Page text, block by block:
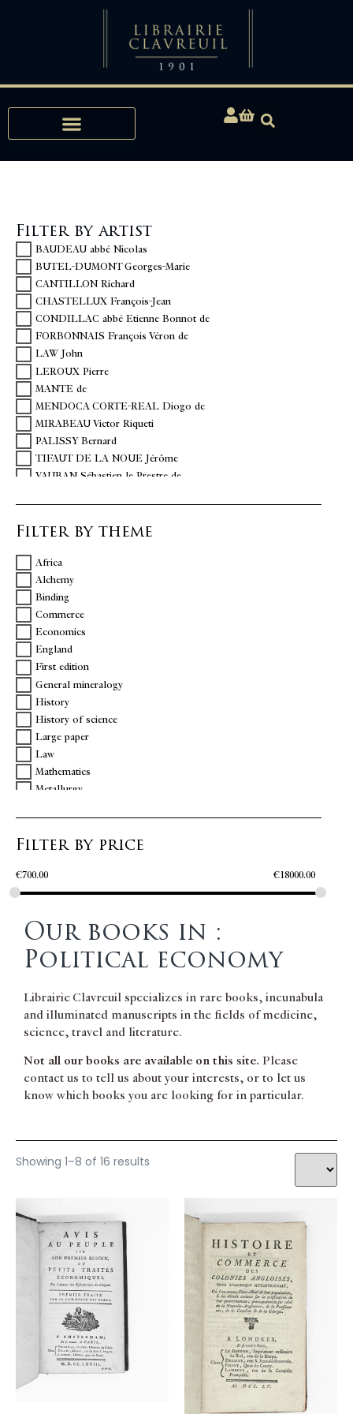
Filter by artist
BAUDEAU abbé Nicolas
BUTEL-DUMONT Georges-Marie
CANTILLON Richard
CHASTELLUX François-Jean
CONDILLAC abbé Etienne Bonnot de
FORBONNAIS François Véron de
LAW John
LEROUX Pierre
MANTE de
MENDOCA CORTE-REAL Diogo de
MIRABEAU Victor Riqueti
PALISSY Bernard
TIFAUT DE LA NOUE Jérôme
VAUBAN Sébastien le Prestre de
Filter by theme
Africa
Alchemy
Binding
Commerce
Economics
England
First edition
General mineralogy
History
History of science
Large paper
Law
Mathematics
Metallurgy
Regionalism
Seaweed
Utopia
Filter by price
€700.00 €18000.00
Our books in :
Political economy
Librairie Clavreuil specializes in rare books, incunabula
and illuminated manuscripts in the fields of medicine,
science, travel and literature.
Not all our books are available on this site. Please
contact us to tell us about your interests, or to let us
know which books you are looking for in particular.
Showing 1–8 of 16 results